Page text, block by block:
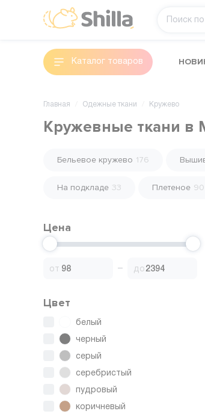
Поиск по
Каталог товаров
Главная Одежные ткани Кружево
Кружевные ткани в
Бельевое кружево 176
На подкладе 33 Плетеное 90
Цена
Цвет
белый
черный
серый
серебристый
пудровый
коричневый